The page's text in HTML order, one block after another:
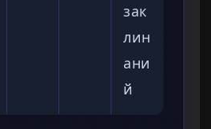
зак
лин
ани
й